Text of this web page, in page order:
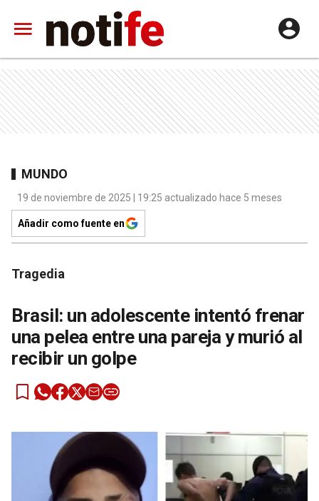
MUNDO
19 de noviembre de 2025 | 19:25 actualizado hace 5 meses
Añadir como fuente en
Tragedia
Brasil: un adolescente intentó frenar
una pelea entre una pareja y murió al
recibir un golpe